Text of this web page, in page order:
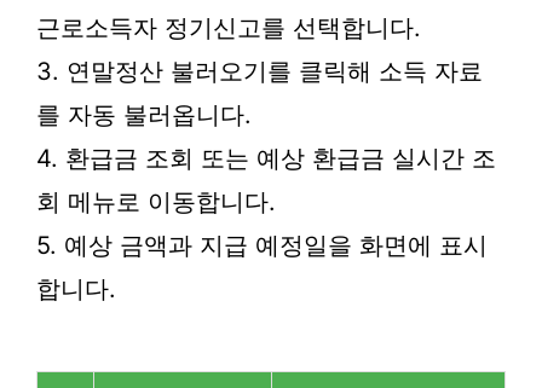
근로소득자 정기신고를 선택합니다.
3. 연말정산 불러오기를 클릭해 소득 자료
를 자동 불러옵니다.
4. 환급금 조회 또는 예상 환급금 실시간 조
회 메뉴로 이동합니다.
5. 예상 금액과 지급 예정일을 화면에 표시
합니다.